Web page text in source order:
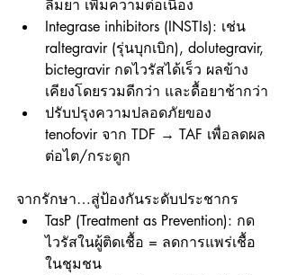
ลืมยา เพิ่มความต่อเนื่อง
Integrase inhibitors (INSTIs): เช่น
raltegravir (รุ่นบุกเบิก), dolutegravir,
bictegravir กดไวรัสได้เร็ว ผลข้าง
เคียงโดยรวมดีกว่า และดื้อยาช้ากว่า
ปรับปรุงความปลอดภัยของ
tenofovir จาก TDF → TAF เพื่อลดผล
ต่อไต/กระดูก
จากรักษา…สู่ป้องกันระดับประชากร
TasP (Treatment as Prevention): กด
ไวรัสในผู้ติดเชื้อ = ลดการแพร่เชื้อ
ในชุมชน